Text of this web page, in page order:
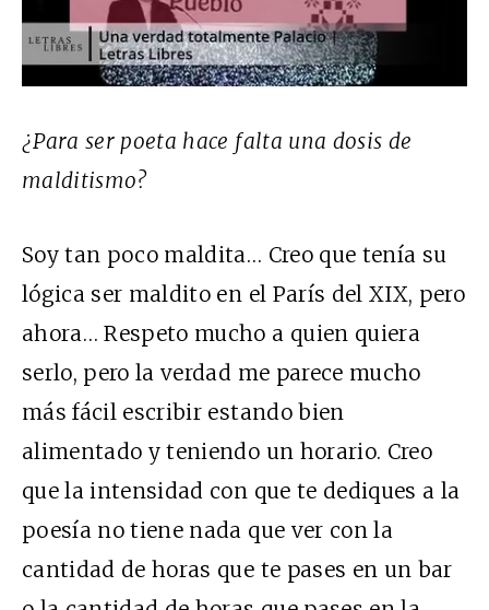
¿Para ser poeta hace falta una dosis de
malditismo?
Soy tan poco maldita… Creo que tenía su
lógica ser maldito en el París del XIX, pero
ahora… Respeto mucho a quien quiera
serlo, pero la verdad me parece mucho
más fácil escribir estando bien
alimentado y teniendo un horario. Creo
que la intensidad con que te dediques a la
poesía no tiene nada que ver con la
cantidad de horas que te pases en un bar